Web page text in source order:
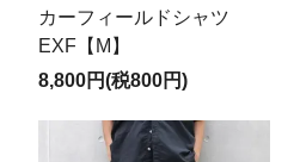
カーフィールドシャツ
EXF【M】
8,800円(税800円)